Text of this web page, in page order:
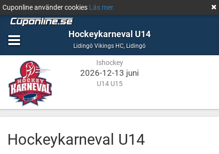
Cuponline använder cookies Läs mer
Hockeykarneval U14
Lidingö Vikings HC, Ishockey
LidingöLidingö
Ishockey
2026-12-13 juni
U14 U15
Hockeykarneval U14